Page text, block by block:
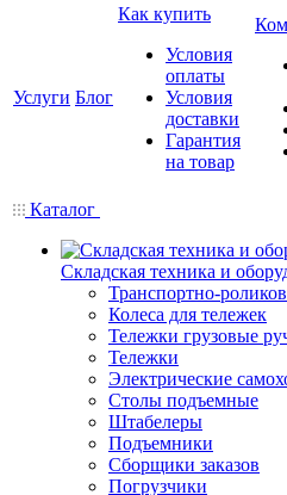
Услуги Блог
Как купить
Условия
оплаты
Условия
доставки
Гарантия
на товар
Каталог
Складская техника и
Транспортно-
Колеса для тележек
Тележки грузовые
Тележки
Электрические
Столы подъемные
Штабелеры
Подъемники
Сборщики заказов
Погрузчики